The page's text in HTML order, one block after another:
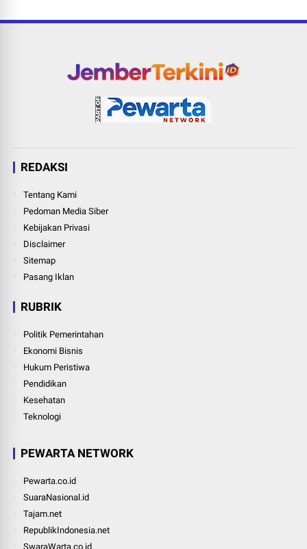
REDAKSI
Tentang Kami
Pedoman Media Siber
Kebijakan Privasi
Disclaimer
Sitemap
Pasang Iklan
RUBRIK
Politik Pemerintahan
Ekonomi Bisnis
Hukum Peristiwa
Pendidikan
Kesehatan
Teknologi
PEWARTA NETWORK
Pewarta.co.id
SuaraNasional.id
Tajam.net
RepublikIndonesia.net
SwaraWarta.co.id